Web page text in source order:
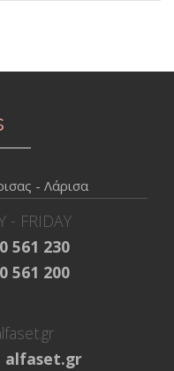
- Λάρισα
- FRIDAY
561 230
561 200
alfaset.gr